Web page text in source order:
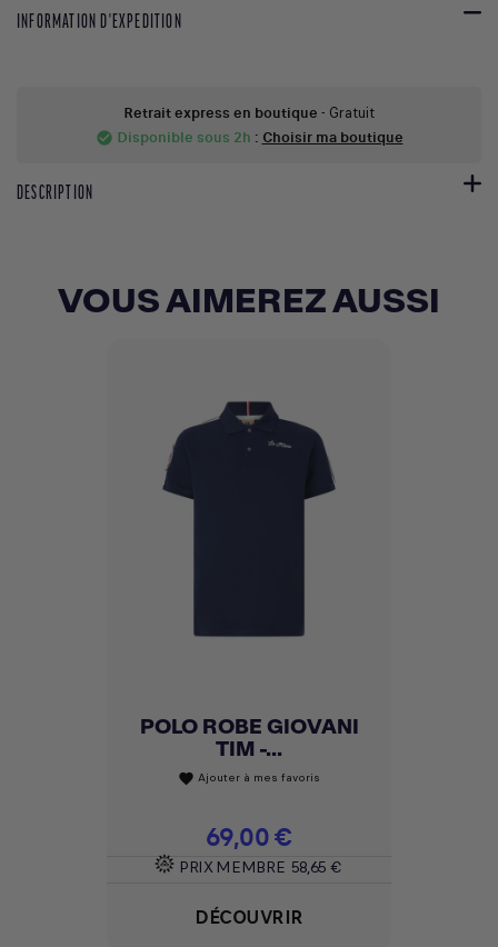
INFORMATION D'EXPEDITION
Retrait express en boutique - Gratuit
check_circle Disponible sous 2h : Choisir ma boutique
DESCRIPTION
VOUS AIMEREZ AUSSI
POLO ROBE GIOVANI
TIM -...
favorite Ajouter à mes favoris
Prix
69,00 €
PRIX MEMBRE 58,65 €
DÉCOUVRIR